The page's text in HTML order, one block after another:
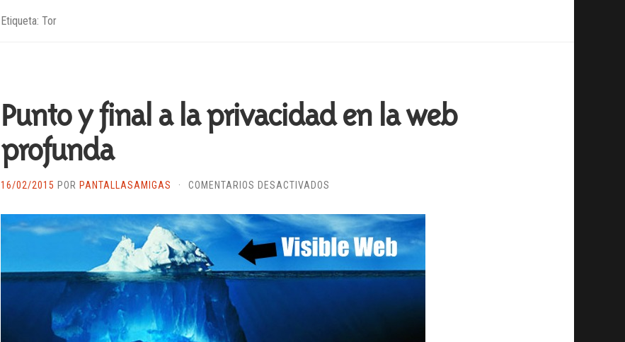
Etiqueta: Tor
Punto y final a la privacidad en la web
profunda
16/02/2015 POR PANTALLASAMIGAS · COMENTARIOS DESACTIVADOS
Y
FINAL
A
PRIVACIDAD